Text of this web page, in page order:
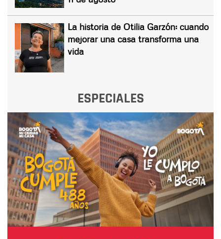
La historia de Otilia Garzón: cuando
mejorar una casa transforma una
vida
ESPECIALES